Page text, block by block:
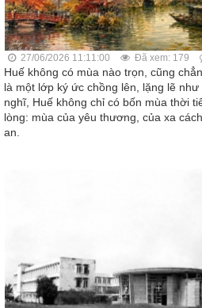
27/06/2026 11:11:00 Đã xem: 179
Huế không có mùa nào trọn, cũng
là một lớp ký ức chồng lên, lặng lẽ
nghĩ, Huế không chỉ có bốn mùa thời
lòng: mùa của yêu thương, của xa
an.